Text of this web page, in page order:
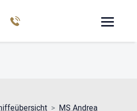
MS Andrea